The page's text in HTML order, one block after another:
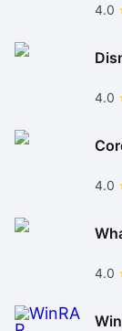
4.0
4.0
4.0
4.0